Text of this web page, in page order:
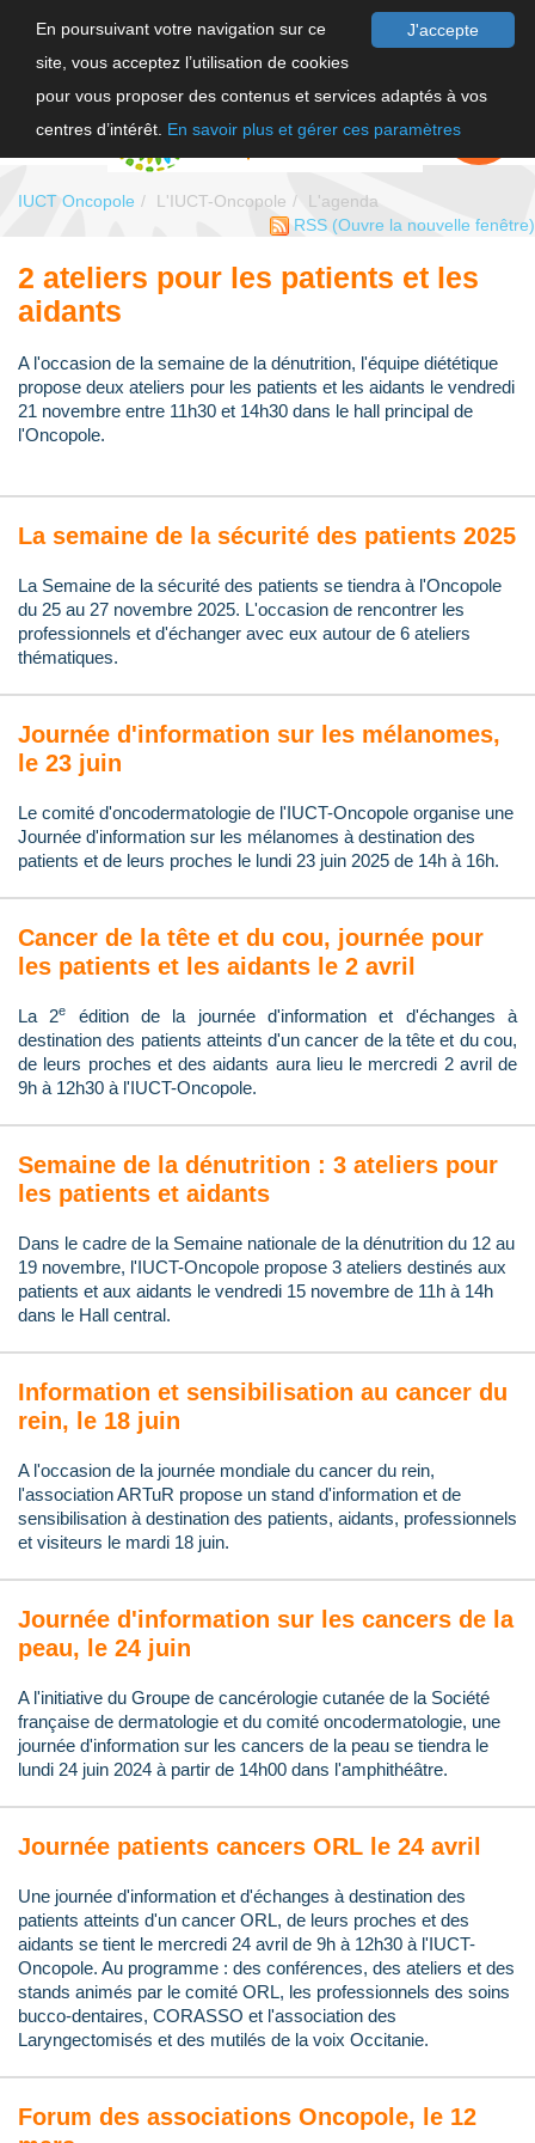
J'accepte
En poursuivant votre navigation sur ce
site, vous acceptez l’utilisation de cookies
pour vous proposer des contenus et services adaptés à vos
centres d’intérêt. En savoir plus et gérer ces paramètres
FAIRE UN
DON
IUCT Oncopole L'IUCT-Oncopole
L'agenda
RSS (Ouvre la nouvelle fenêtre)
2 ateliers pour les patients et les
aidants
A l'occasion de la semaine de la dénutrition, l'équipe diététique
propose deux ateliers pour les patients et les aidants le vendredi
21 novembre entre 11h30 et 14h30 dans le hall principal de
l'Oncopole.
La semaine de la sécurité des patients 2025
La Semaine de la sécurité des patients se tiendra à l'Oncopole
du 25 au 27 novembre 2025. L'occasion de rencontrer les
professionnels et d'échanger avec eux autour de 6 ateliers
thématiques.
Journée d'information sur les mélanomes,
le 23 juin
Le comité d'oncodermatologie de l'IUCT-Oncopole organise une
Journée d'information sur les mélanomes à destination des
patients et de leurs proches le lundi 23 juin 2025 de 14h à 16h.
Cancer de la tête et du cou, journée pour
les patients et les aidants le 2 avril
La 2e
édition de la journée d'information et d'échanges à
destination des patients atteints d'un cancer de la tête et du cou,
de leurs proches et des aidants aura lieu le mercredi 2 avril de
9h à 12h30 à l'IUCT-Oncopole.
Semaine de la dénutrition : 3 ateliers pour
les patients et aidants
Dans le cadre de la Semaine nationale de la dénutrition du 12 au
19 novembre, l'IUCT-Oncopole propose 3 ateliers destinés aux
patients et aux aidants le vendredi 15 novembre de 11h à 14h
dans le Hall central.
Information et sensibilisation au cancer du
rein, le 18 juin
A l'occasion de la journée mondiale du cancer du rein,
l'association ARTuR propose un stand d'information et de
sensibilisation à destination des patients, aidants, professionnels
et visiteurs le mardi 18 juin.
Journée d'information sur les cancers de la
peau, le 24 juin
A l'initiative du Groupe de cancérologie cutanée de la Société
française de dermatologie et du comité oncodermatologie, une
journée d'information sur les cancers de la peau se tiendra le
lundi 24 juin 2024 à partir de 14h00 dans l'amphithéâtre.
Journée patients cancers ORL le 24 avril
Une journée d'information et d'échanges à destination des
patients atteints d'un cancer ORL, de leurs proches et des
aidants se tient le mercredi 24 avril de 9h à 12h30 à l'IUCT-
Oncopole. Au programme : des conférences, des ateliers et des
stands animés par le comité ORL, les professionnels des soins
bucco-dentaires, CORASSO et l'association des
Laryngectomisés et des mutilés de la voix Occitanie.
Forum des associations Oncopole, le 12